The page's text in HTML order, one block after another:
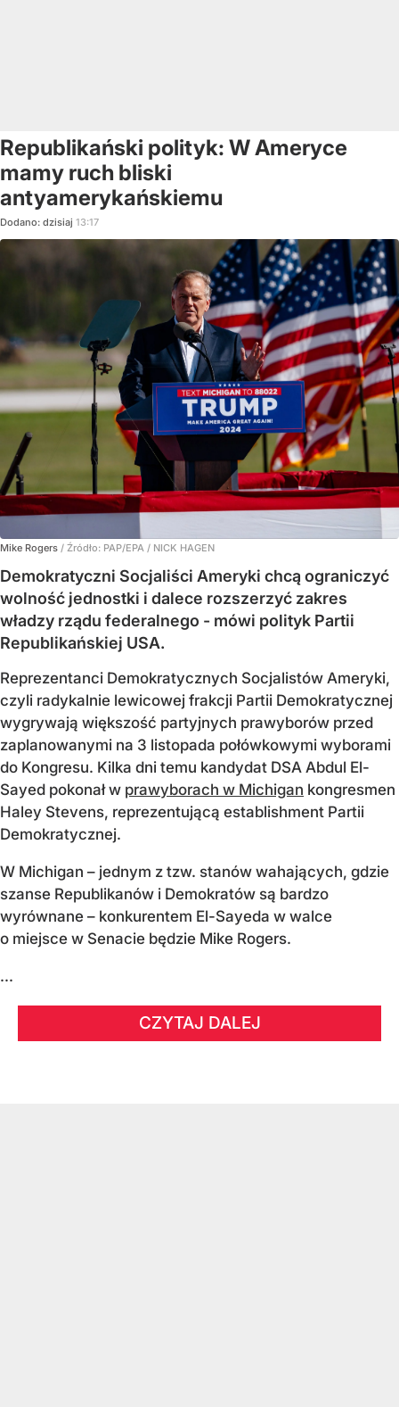
Republikański polityk: W Ameryce
mamy ruch bliski
antyamerykańskiemu
Dodano: dzisiaj 13:17
Mike Rogers / Źródło: PAP/EPA / NICK HAGEN
Demokratyczni Socjaliści Ameryki chcą ograniczyć
wolność jednostki i dalece rozszerzyć zakres
władzy rządu federalnego - mówi polityk Partii
Republikańskiej USA.
Reprezentanci Demokratycznych Socjalistów Ameryki,
czyli radykalnie lewicowej frakcji Partii Demokratycznej
wygrywają większość partyjnych prawyborów przed
zaplanowanymi na 3 listopada połówkowymi wyborami
do Kongresu. Kilka dni temu kandydat DSA Abdul El-
Sayed pokonał w prawyborach w Michigan kongresmen
Haley Stevens, reprezentującą establishment Partii
Demokratycznej.
W Michigan – jednym z tzw. stanów wahających, gdzie
szanse Republikanów i Demokratów są bardzo
wyrównane – konkurentem El-Sayeda w walce
o miejsce w Senacie będzie Mike Rogers.
...
CZYTAJ DALEJ